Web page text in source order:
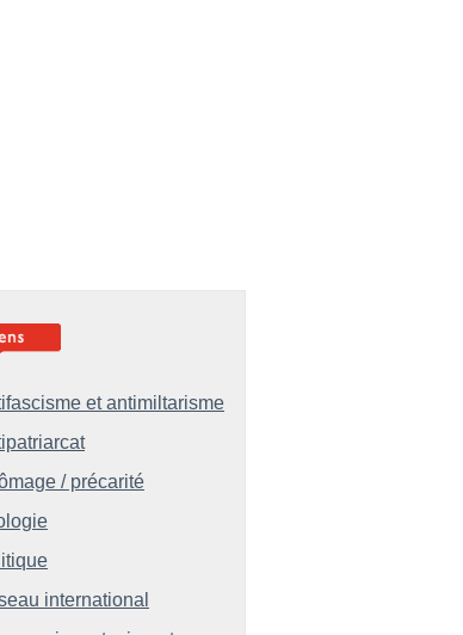
et antimiltarisme
/ précarité
international